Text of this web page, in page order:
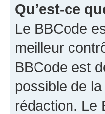
Qu’est-ce
Le BBCode
meilleur
BBCode est
possible de
rédaction. Le